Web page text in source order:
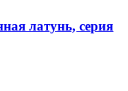
латунь, серия